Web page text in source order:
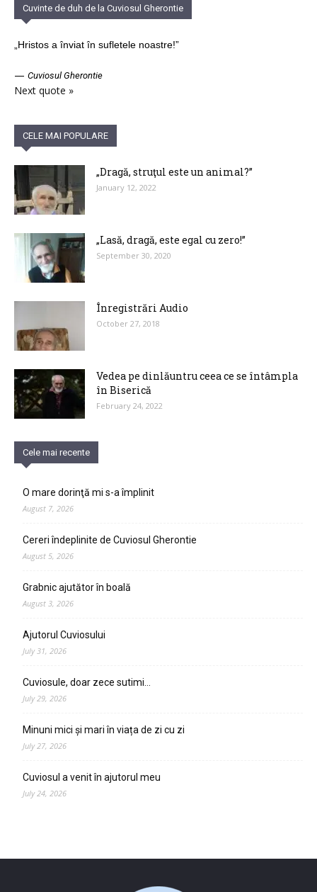
Cuvinte de duh de la Cuviosul Gherontie
„Hristos a înviat în sufletele noastre!”
— Cuviosul Gherontie
Next quote »
CELE MAI POPULARE
„Dragă, struţul este un animal?”
January 12, 2022
„Lasă, dragă, este egal cu zero!”
September 30, 2020
Înregistrări Audio
October 27, 2018
Vedea pe dinlăuntru ceea ce se întâmpla
în Biserică
February 24, 2022
Cele mai recente
O mare dorinţă mi s-a împlinit
August 7, 2026
Cereri îndeplinite de Cuviosul Gherontie
August 5, 2026
Grabnic ajutător în boală
August 3, 2026
Ajutorul Cuviosului
July 31, 2026
Cuviosule, doar zece sutimi…
July 29, 2026
Minuni mici și mari în viața de zi cu zi
July 27, 2026
Cuviosul a venit în ajutorul meu
July 24, 2026